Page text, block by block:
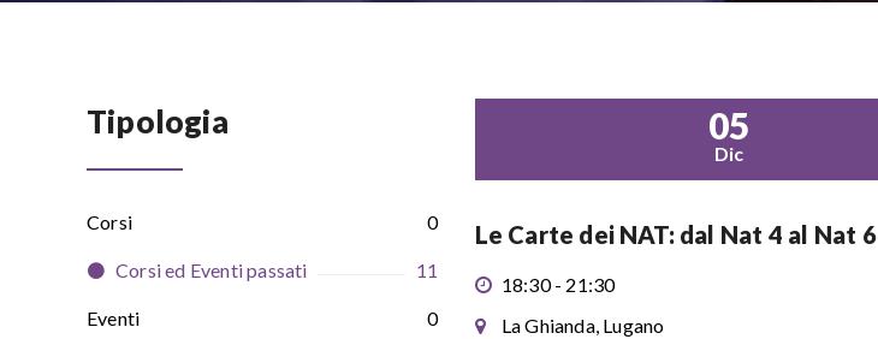
05
Dic
Le Carte dei NAT: dal Nat 4 al Nat 6
18:30 - 21:30
La Ghianda, Lugano
Tipologia
Corsi 0
Corsi ed Eventi passati 11
Eventi 0